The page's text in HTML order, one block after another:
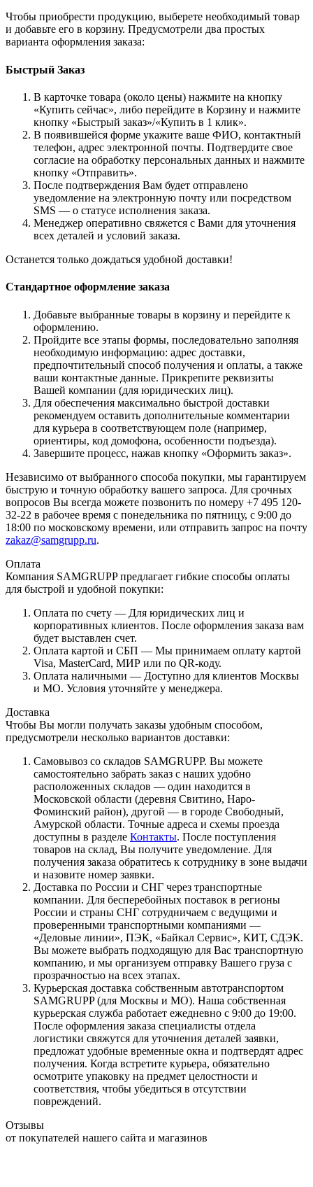
Чтобы приобрести продукцию, выберете необходимый товар
и добавьте его в корзину. Предусмотрели два простых
варианта оформления заказа:
Быстрый Заказ
В карточке товара (около цены) нажмите на кнопку
«Купить сейчас», либо перейдите в Корзину и нажмите
кнопку «Быстрый заказ»/«Купить в 1 клик».
В появившейся форме укажите ваше ФИО, контактный
телефон, адрес электронной почты. Подтвердите свое
согласие на обработку персональных данных и нажмите
кнопку «Отправить».
После подтверждения Вам будет отправлено
уведомление на электронную почту или посредством
SMS — о статусе исполнения заказа.
Менеджер оперативно свяжется с Вами для уточнения
всех деталей и условий заказа.
Останется только дождаться удобной доставки!
Стандартное оформление заказа
Добавьте выбранные товары в корзину и перейдите к
оформлению.
Пройдите все этапы формы, последовательно заполняя
необходимую информацию: адрес доставки,
предпочтительный способ получения и оплаты, а также
ваши контактные данные. Прикрепите реквизиты
Вашей компании (для юридических лиц).
Для обеспечения максимально быстрой доставки
рекомендуем оставить дополнительные комментарии
для курьера в соответствующем поле (например,
ориентиры, код домофона, особенности подъезда).
Завершите процесс, нажав кнопку «Оформить заказ».
Независимо от выбранного способа покупки, мы гарантируем
быструю и точную обработку вашего запроса. Для срочных
вопросов Вы всегда можете позвонить по номеру +7 495 120-
32-22 в рабочее время с понедельника по пятницу, с 9:00 до
18:00 по московскому времени, или отправить запрос на почту
zakaz@samgrupp.ru.
Оплата
Компания SAMGRUPP предлагает гибкие способы оплаты
для быстрой и удобной покупки:
Оплата по счету — Для юридических лиц и
корпоративных клиентов. После оформления заказа вам
будет выставлен счет.
Оплата картой и СБП — Мы принимаем оплату картой
Visa, MasterCard, МИР или по QR-коду.
Оплата наличными — Доступно для клиентов Москвы
и МО. Условия уточняйте у менеджера.
Доставка
Чтобы Вы могли получать заказы удобным способом,
предусмотрели несколько вариантов доставки:
Самовывоз со складов SAMGRUPP. Вы можете
самостоятельно забрать заказ с наших удобно
расположенных складов — один находится в
Московской области (деревня Свитино, Наро-
Фоминский район), другой — в городе Свободный,
Амурской области. Точные адреса и схемы проезда
доступны в разделе Контакты. После поступления
товаров на склад, Вы получите уведомление. Для
получения заказа обратитесь к сотруднику в зоне выдачи
и назовите номер заявки.
Доставка по России и СНГ через транспортные
компании. Для бесперебойных поставок в регионы
России и страны СНГ сотрудничаем с ведущими и
проверенными транспортными компаниями —
«Деловые линии», ПЭК, «Байкал Сервис», КИТ, СДЭК.
Вы можете выбрать подходящую для Вас транспортную
компанию, и мы организуем отправку Вашего груза с
прозрачностью на всех этапах.
Курьерская доставка собственным автотранспортом
SAMGRUPP (для Москвы и МО). Наша собственная
курьерская служба работает ежедневно с 9:00 до 19:00.
После оформления заказа специалисты отдела
логистики свяжутся для уточнения деталей заявки,
предложат удобные временные окна и подтвердят адрес
получения. Когда встретите курьера, обязательно
осмотрите упаковку на предмет целостности и
соответствия, чтобы убедиться в отсутствии
повреждений.
Отзывы
от покупателей нашего сайта и магазинов